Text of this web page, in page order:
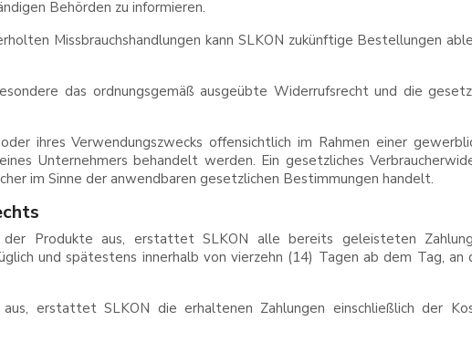
Behörden zu informieren.
Missbrauchshandlungen kann SLKON zukünftige Bestellungen
das ordnungsgemäß ausgeübte Widerrufsrecht und die
ihres Verwendungszwecks offensichtlich im Rahmen einer
Unternehmers behandelt werden. Ein gesetzliches
im Sinne der anwendbaren gesetzlichen Bestimmungen handelt.
Produkte aus, erstattet SLKON alle bereits geleisteten
und spätestens innerhalb von vierzehn (14) Tagen ab dem Tag, an
erstattet SLKON die erhaltenen Zahlungen einschließlich der